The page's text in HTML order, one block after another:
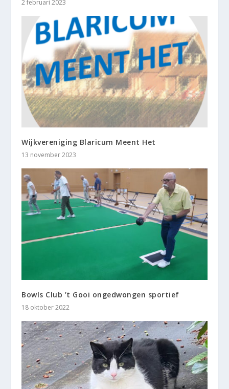
2 februari 2023
Wijkvereniging Blaricum Meent Het
13 november 2023
Bowls Club ’t Gooi ongedwongen sportief
18 oktober 2022